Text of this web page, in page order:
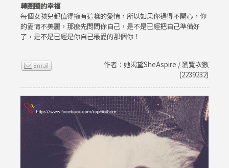
轉圈圈的幸福
每個女孩兒都值得擁有這樣的愛情，所以如果你過得不開心，你
的愛情不美麗，那麼先問問你自己，是不是已經把自己準備好
了，是不是已經是你自己最愛的那個你！
作者：她渴望SheAspire / 瀏覽次數
(2239232)